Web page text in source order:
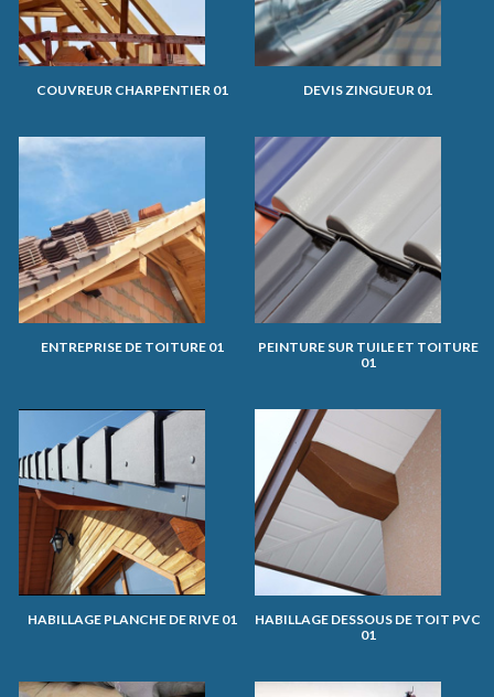
COUVREUR CHARPENTIER 01 DEVIS ZINGUEUR 01
ENTREPRISE DE TOITURE 01
PEINTURE SUR TUILE ET TOITURE
01
HABILLAGE PLANCHE DE RIVE 01
HABILLAGE DESSOUS DE TOIT PVC
01